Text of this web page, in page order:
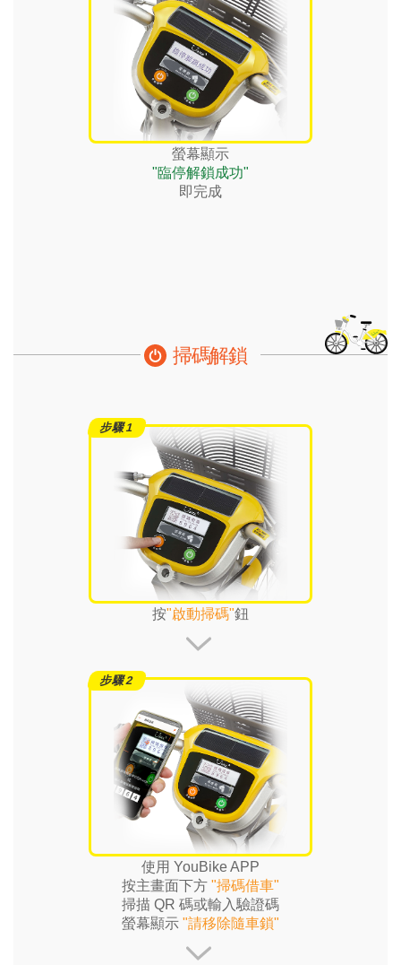
螢幕顯示
"臨停解鎖成功"
即完成
掃碼解鎖
按"啟動掃碼"鈕
使用 YouBike APP
按主畫面下方 "掃碼借車"
掃描 QR 碼或輸入驗證碼
螢幕顯示 "請移除隨車鎖"